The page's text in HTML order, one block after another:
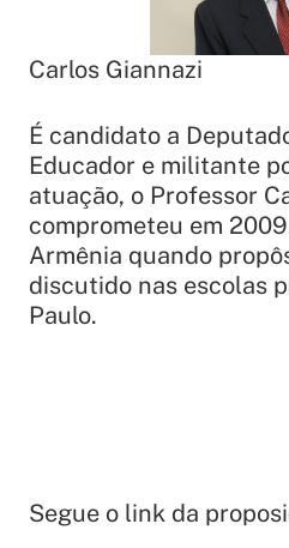
Carlos Giannazi
É candidato a
Educador e militante
atuação, o Professor
comprometeu em
Armênia quando
discutido nas escolas
Paulo.
Segue o link da